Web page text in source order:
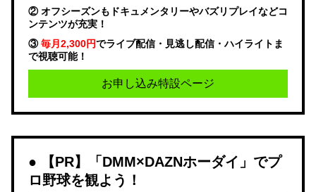
② オフシーズンもドキュメンタリーやバズリプレイなどコ
ンテンツが充実！
③毎月2,300円でライブ配信・見逃し配信・ハイライトま
で視聴可能！
お申し込み特設ページ
【PR】「DMM×DAZNホーダイ」でプ
ロ野球を観よう！